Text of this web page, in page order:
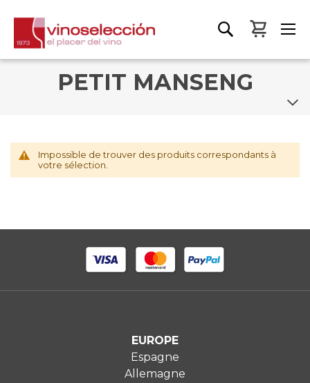
Mon
PETIT MANSENG
Impossible de trouver des produits correspondants à
votre sélection.
EUROPE
Espagne
Allemagne